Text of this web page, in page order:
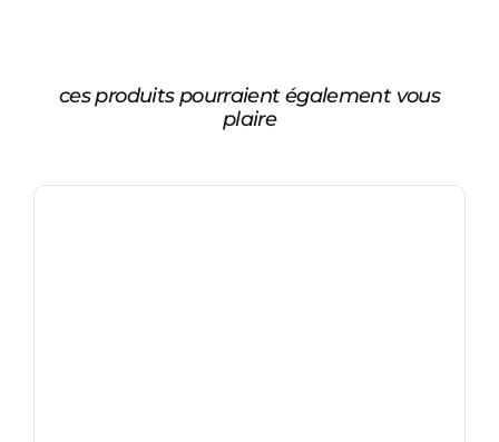
ces produits pourraient également vous
plaire